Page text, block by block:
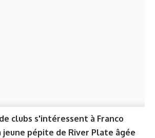
clubs s'intéressent à Franco
pépite de River Plate âgée